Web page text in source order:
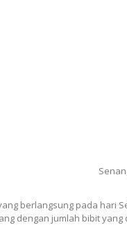
berlangsung pada hari
dengan jumlah bibit